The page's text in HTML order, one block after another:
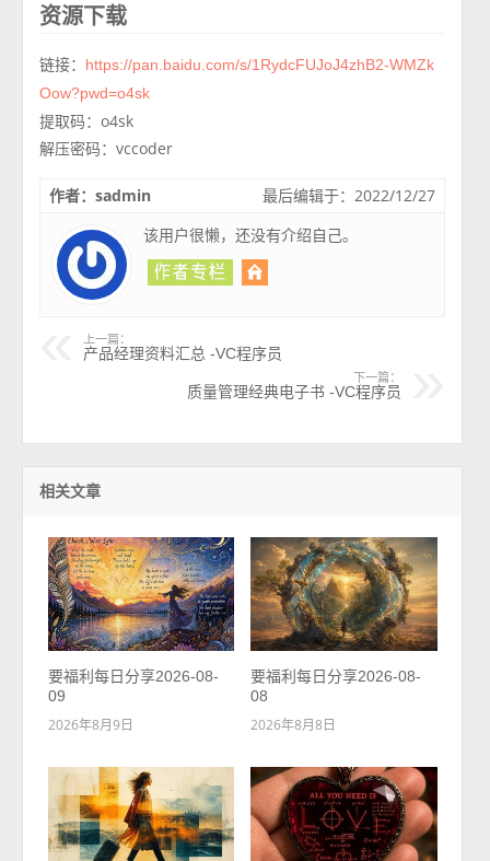
资源下载
链接：
https://pan.baidu.com/s/1RydcFUJoJ4zhB2-WMZk
Oow?pwd=o4sk
提取码：o4sk
解压密码：vccoder
最后编辑于：2022/12/27
作者：sadmin
该用户很懒，还没有介绍自己。
上一篇：
产品经理资料汇总 -VC程序员
下一篇：
质量管理经典电子书 -VC程序员
相关文章
要福利每日分享2026-08-
09
2026年8月9日
要福利每日分享2026-08-
08
2026年8月8日